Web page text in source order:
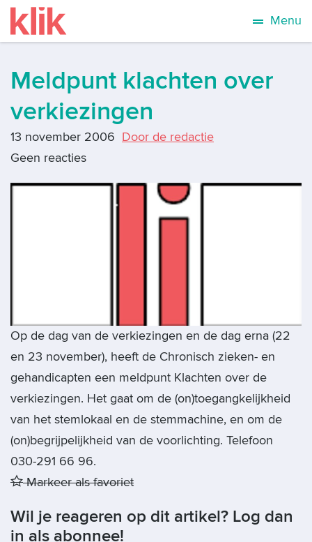
Menu
Meldpunt klachten over
verkiezingen
13 november 2006 Door de redactie
Geen reacties
Op de dag van de verkiezingen en de dag erna (22
en 23 november), heeft de Chronisch zieken- en
gehandicapten een meldpunt Klachten over de
verkiezingen. Het gaat om de (on)toegangkelijkheid
van het stemlokaal en de stemmachine, en om de
(on)begrijpelijkheid van de voorlichting. Telefoon
030-291 66 96.
Markeer als favoriet
Wil je reageren op dit artikel? Log dan
in als abonnee!